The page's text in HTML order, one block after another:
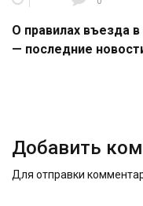
О правилах въезда
— последние
Добавить
Для отправки